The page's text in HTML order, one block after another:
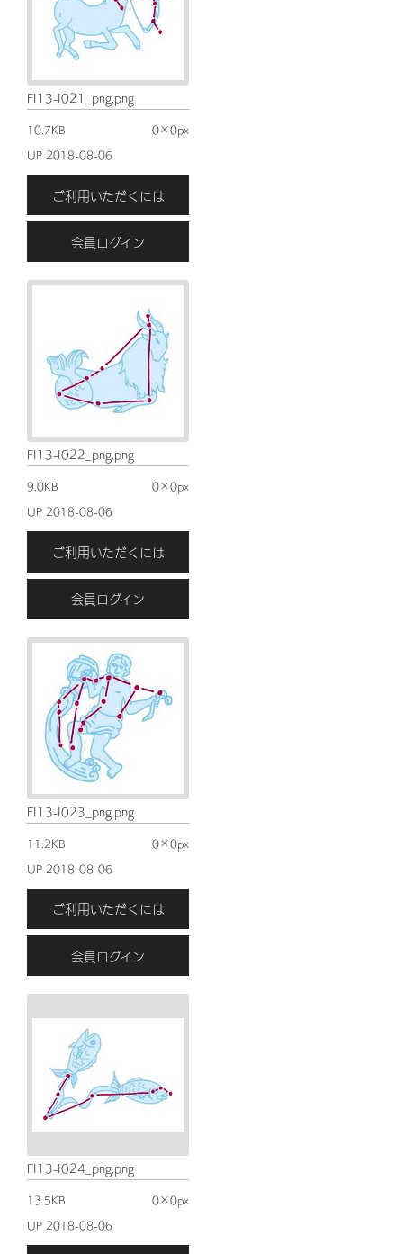
FI13-I021_png.png
10.7KB
0×0px
UP 2018-08-06
ご利用いただくには
会員ログイン
FI13-I022_png.png
9.0KB
0×0px
UP 2018-08-06
ご利用いただくには
会員ログイン
FI13-I023_png.png
11.2KB
0×0px
UP 2018-08-06
ご利用いただくには
会員ログイン
FI13-I024_png.png
13.5KB
0×0px
UP 2018-08-06